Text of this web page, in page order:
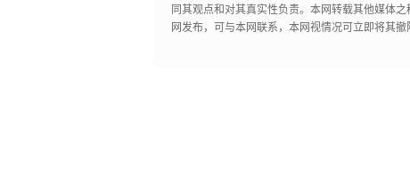
同其观点和对其真实性负责。本网转载其他媒体
网发布，可与本网联系，本网视情况可立即将其撤